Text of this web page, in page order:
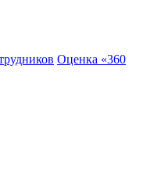
Оценка «360